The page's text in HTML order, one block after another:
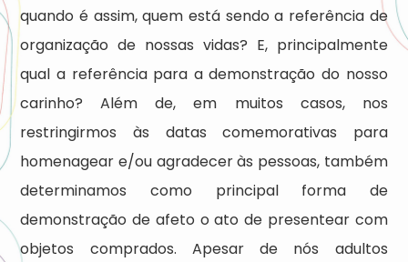
quando é assim, quem está sendo a referência de
organização de nossas vidas? E, principalmente
qual a referência para a demonstração do nosso
carinho? Além de, em muitos casos, nos
restringirmos às datas comemorativas para
homenagear e/ou agradecer às pessoas, também
determinamos como principal forma de
demonstração de afeto o ato de presentear com
objetos comprados. Apesar de nós adultos